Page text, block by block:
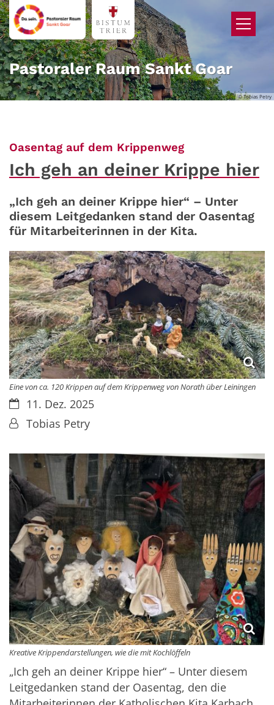
Zum Inhalt springen
© Tobias Petry
Pastoraler Raum Sankt Goar
Oasentag auf dem Krippenweg:
Ich geh an deiner Krippe hier
„Ich geh an deiner Krippe hier“ – Unter
diesem Leitgedanken stand der Oasentag
für Mitarbeiterinnen in der Kita.
Eine von ca. 120 Krippen auf dem Krippenweg von Norath über Leiningen
Datum:11. Dez. 2025
Von:Tobias Petry
Kreative Krippendarstellungen, wie die mit Kochlöffeln
„Ich geh an deiner Krippe hier“ – Unter diesem
Leitgedanken stand der Oasentag, den die